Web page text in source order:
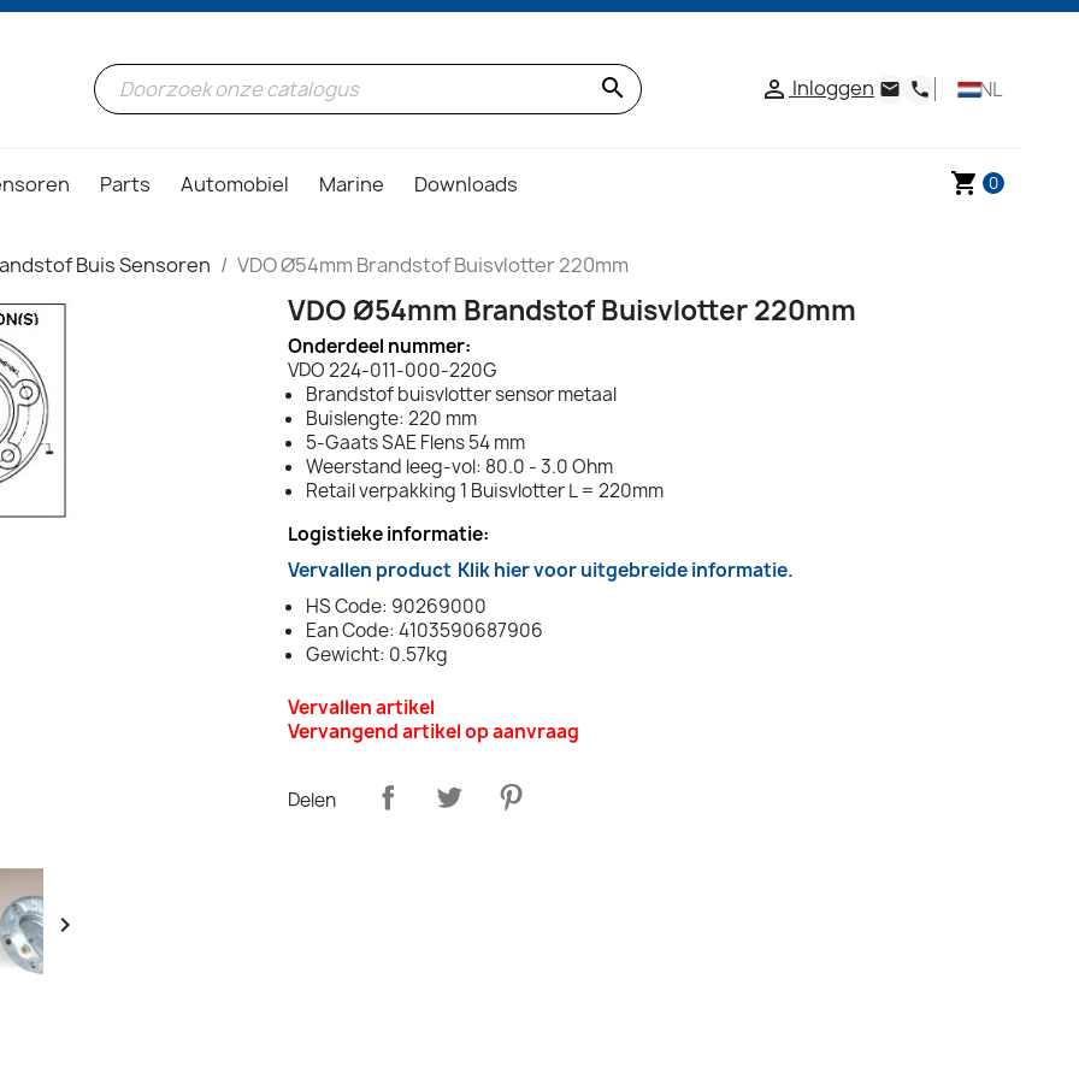
search  Inloggen email phone NL
Parts Automobiel Marine Downloads shopping_cart 0
Buis Sensoren VDO Ø54mm Brandstof Buisvlotter 220mm

VDO Ø54mm Brandstof Buisvlotter 220mm
Onderdeel nummer:
VDO 224-011-000-220G
Brandstof buisvlotter sensor metaal
Buislengte: 220 mm
5-Gaats SAE Flens 54 mm
Weerstand leeg-vol: 80.0 - 3.0 Ohm
Retail verpakking 1 Buisvlotter L = 220mm
Logistieke informatie:
Vervallen product Klik hier voor uitgebreide informatie.
HS Code: 90269000
Ean Code: 4103590687906
Gewicht: 0.57kg
Vervallen artikel
Vervangend artikel op aanvraag
Delen